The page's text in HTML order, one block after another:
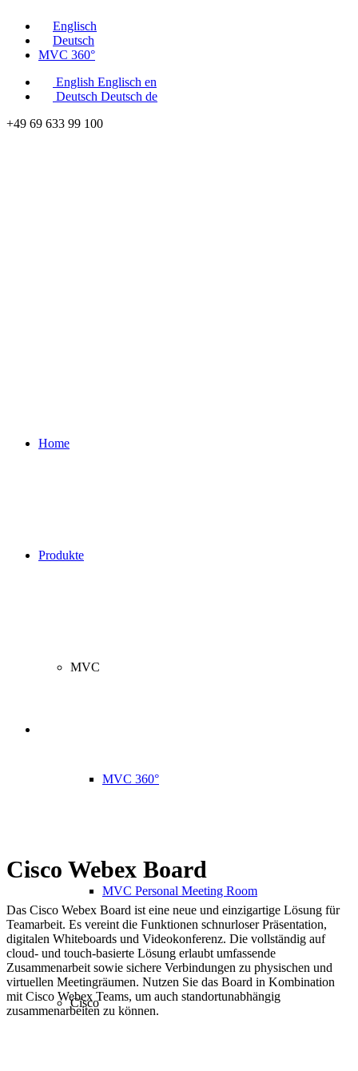
Englisch
Deutsch
MVC 360°
English Englisch en
Deutsch Deutsch de
+49 69 633 99 100
Home
Produkte
MVC
MVC 360°
MVC Personal Meeting Room
Cisco
Cisco Webex Board
Das Cisco Webex Board ist eine neue und einzigartige Lösung für
Teamarbeit. Es vereint die Funktionen schnurloser Präsentation,
digitalen Whiteboards und Videokonferenz. Die vollständig auf
cloud- und touch-basierte Lösung erlaubt umfassende
Zusammenarbeit sowie sichere Verbindungen zu physischen und
virtuellen Meetingräumen. Nutzen Sie das Board in Kombination
mit Cisco Webex Teams, um auch standortunabhängig
zusammenarbeiten zu können.